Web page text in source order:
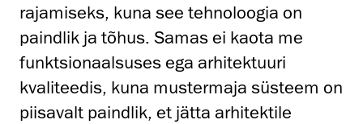
rajamiseks, kuna see tehnoloogia on
paindlik ja tõhus. Samas ei kaota me
funktsionaalsuses ega arhitektuuri
kvaliteedis, kuna mustermaja süsteem on
piisavalt paindlik, et jätta arhitektile